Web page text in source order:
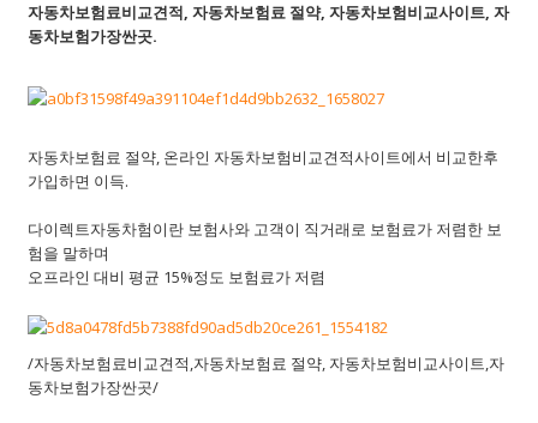
자동차보험료비교견적, 자동차보험료 절약, 자동차보험비교사이트, 자
동차보험가장싼곳.
자동차보험료 절약, 온라인 자동차보험비교견적사이트에서 비교한후
가입하면 이득.
다이렉트자동차험이란 보험사와 고객이 직거래로 보험료가 저렴한 보
험을 말하며
오프라인 대비 평균 15%정도 보험료가 저렴
/자동차보험료비교견적,자동차보험료 절약, 자동차보험비교사이트,자
동차보험가장싼곳/